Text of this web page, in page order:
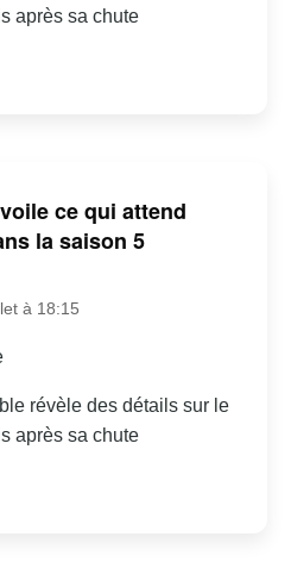
après sa chute
ce qui attend
la saison 5
à 18:15
révèle des détails sur le
après sa chute